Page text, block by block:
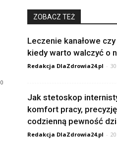
0
ZOBACZ TEŻ
Leczenie kanałowe
kiedy warto walczyć o
Redakcja DlaZdrowia24.pl -
Jak stetoskop
komfort pracy,
codzienną pewność
Redakcja DlaZdrowia24.pl -